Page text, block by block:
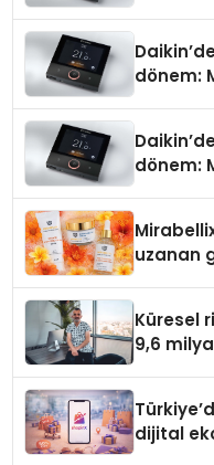
dönem:
dönem:
uzanan
Küresel
9,6
dijital